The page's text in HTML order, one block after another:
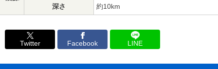
深さ 約10km
Twitter Facebook LINE